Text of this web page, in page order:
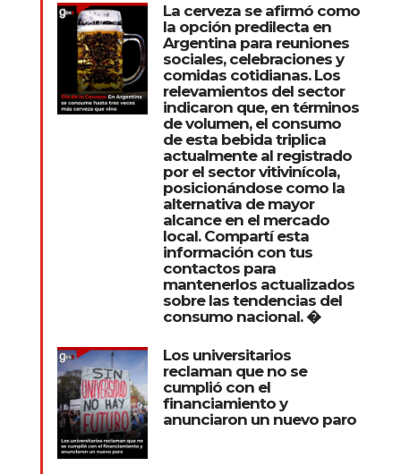
La cerveza se afirmó como
la opción predilecta en
Argentina para reuniones
sociales, celebraciones y
comidas cotidianas. Los
relevamientos del sector
indicaron que, en términos
de volumen, el consumo
de esta bebida triplica
actualmente al registrado
por el sector vitivinícola,
posicionándose como la
alternativa de mayor
alcance en el mercado
local. Compartí esta
información con tus
contactos para
mantenerlos actualizados
sobre las tendencias del
consumo nacional. �
Los universitarios
reclaman que no se
cumplió con el
financiamiento y
anunciaron un nuevo paro